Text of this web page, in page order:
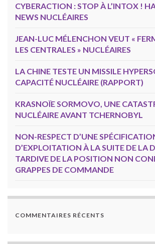
CYBERACTION : STOP À L’INTOX !
NEWS NUCLÉAIRES
JEAN-LUC MÉLENCHON VEUT «
LES CENTRALES » NUCLÉAIRES
LA CHINE TESTE UN MISSILE
CAPACITÉ NUCLÉAIRE (RAPPORT)
KRASNOÏE SORMOVO, UNE
NUCLÉAIRE AVANT TCHERNOBYL
NON-RESPECT D’UNE
D’EXPLOITATION À LA SUITE DE LA
TARDIVE DE LA POSITION NON
GRAPPES DE COMMANDE
COMMENTAIRES RÉCENTS